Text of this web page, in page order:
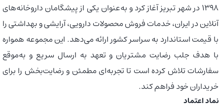
1398 در شهر تبریز آغاز کرد و به‌عنوان یکی از پیشگامان داروخانه‌های
آنلاین در ایران، خدمات فروش محصولات دارویی، آرایشی و بهداشتی را
با قیمت استاندارد به سراسر کشور ارائه می‌دهد. این مجموعه همواره
با هدف جلب رضایت مشتریان و تعهد به ارسال سریع و به‌موقع
سفارشات تلاش کرده است تا تجربه‌ای مطمئن و رضایت‌بخش را برای
خریداران خود فراهم کند.
نماد اعتماد